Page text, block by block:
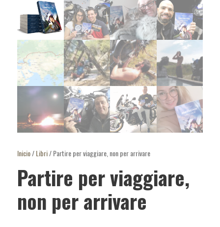
Inicio/Libri/ Partire per viaggiare, non per arrivare
Partire per viaggiare,
non per arrivare